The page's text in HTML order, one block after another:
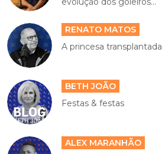
RENATO MATOS
A princesa transplantada
BETH JOÃO
Festas & festas
ALEX MARANHÃO